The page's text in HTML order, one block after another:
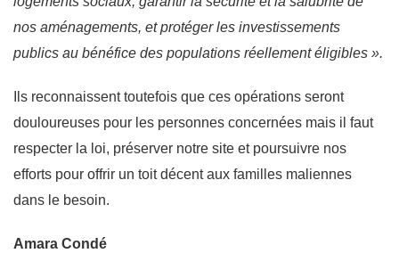
nos aménagements, et protéger les investissements
publics au bénéfice des populations réellement éligibles ».
Ils reconnaissent toutefois que ces opérations seront
douloureuses pour les personnes concernées mais il faut
respecter la loi, préserver notre site et poursuivre nos
efforts pour offrir un toit décent aux familles maliennes
dans le besoin.
Amara Condé